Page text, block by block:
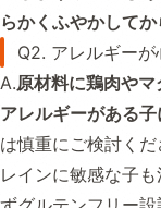
らかくふやかしてか
Q2. アレルギーが
A.原材料に鶏肉や
アレルギーがある子
は慎重にご検討く
レインに敏感な子